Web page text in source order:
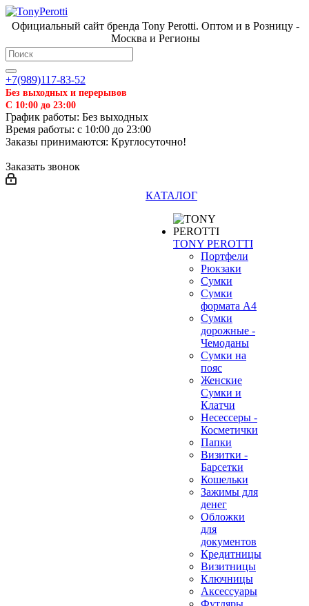
Официальный сайт бренда Tony Perotti. Оптом и в Розницу -
Москва и Регионы
+7(989)117-83-52
Без выходных и перерывов
С 10:00 до 23:00
График работы: Без выходных
Время работы: с 10:00 до 23:00
Заказы принимаются: Круглосуточно!
Заказать звонок
КАТАЛОГ
TONY PEROTTI
Портфели
Рюкзаки
Сумки
Сумки
формата А4
Сумки
дорожные -
Чемоданы
Сумки на
пояс
Женские
Сумки и
Клатчи
Несессеры -
Косметички
Папки
Визитки -
Барсетки
Кошельки
Зажимы для
денег
Обложки
для
документов
Кредитницы
Визитницы
Ключницы
Аксессуары
Футляры